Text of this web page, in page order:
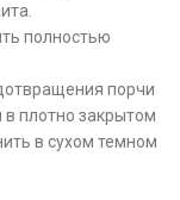
полностью
порчи
плотно закрытом
в сухом темном